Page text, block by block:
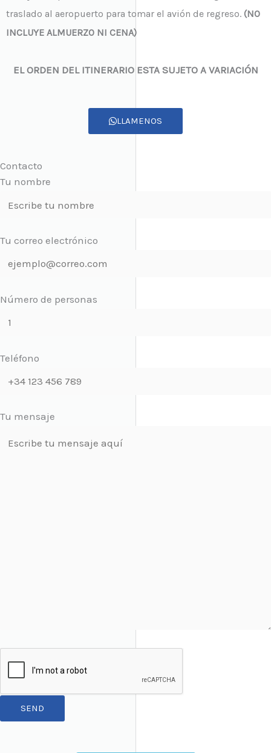
traslado al aeropuerto para tomar el avión de regreso. (NO
INCLUYE ALMUERZO NI CENA)
EL ORDEN DEL ITINERARIO ESTA SUJETO A VARIACIÓN
LLAMENOS
Contacto
Tu nombre
Tu correo electrónico
Número de personas
Teléfono
Tu mensaje